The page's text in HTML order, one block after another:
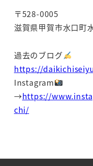
〒528-0005
滋賀県甲賀市水口
過去のブログ
https://
Instagram
→https://
chi/